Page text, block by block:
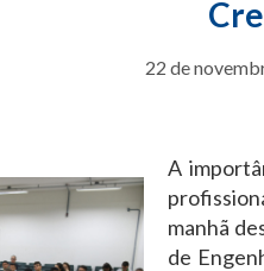
22 de
A
manhã
de